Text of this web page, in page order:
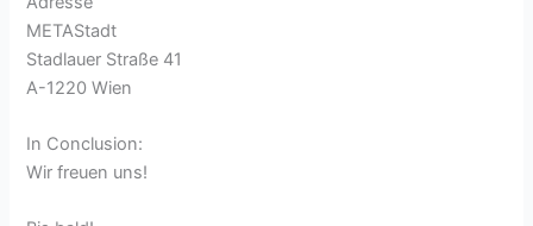
METAStadt
Stadlauer Straße 41
A-1220 Wien
In Conclusion:
Wir freuen uns!